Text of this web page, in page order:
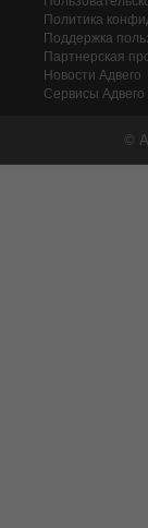
Политика
Поддержка
Партнерская
Новости Адвего
Сервисы Адвего
©